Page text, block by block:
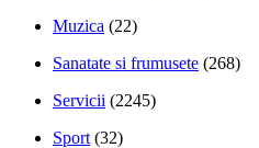
Muzica (22)
Sanatate si frumusete (268)
Servicii (2245)
Sport (32)